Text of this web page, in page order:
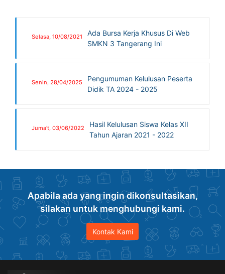
Selasa, 10/08/2021
Ada Bursa Kerja Khusus Di Web
SMKN 3 Tangerang Ini
Senin, 28/04/2025
Pengumuman Kelulusan Peserta
Didik TA 2024 - 2025
Juma't, 03/06/2022
Hasil Kelulusan Siswa Kelas XII
Tahun Ajaran 2021 - 2022
Apabila ada yang ingin dikonsultasikan,
silakan untuk menghubungi kami.
Kontak Kami